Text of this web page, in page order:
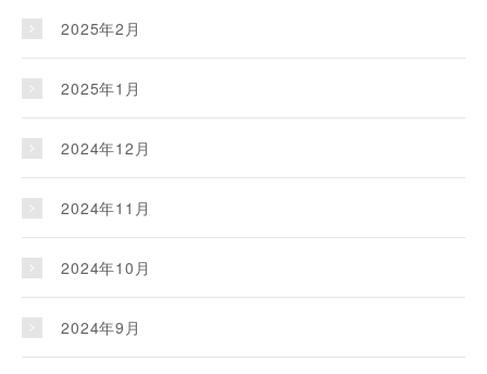
2025年2月
2025年1月
2024年12月
2024年11月
2024年10月
2024年9月